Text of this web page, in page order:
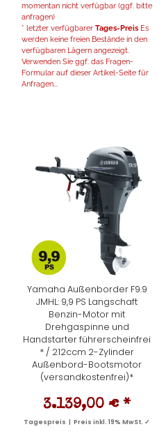
momentan nicht verfügbar (ggf. bitte
anfragen)
* letzter verfügbarer Tages-Preis Es
werden keine freien Bestände in den
verfügbaren Lägern angezeigt.
Verwenden Sie ggf. das Fragen-
Formular auf dieser Artikel-Seite für
Anfragen...
Yamaha Außenborder F9.9
JMHL: 9,9 PS Langschaft
Benzin-Motor mit
Drehgaspinne und
Handstarter führerscheinfrei
* / 212ccm 2-Zylinder
Außenbord-Bootsmotor
(versandkostenfrei)*
3.139,00 € *
Tagespreis | Preis inkl. 19% MwSt. ✓